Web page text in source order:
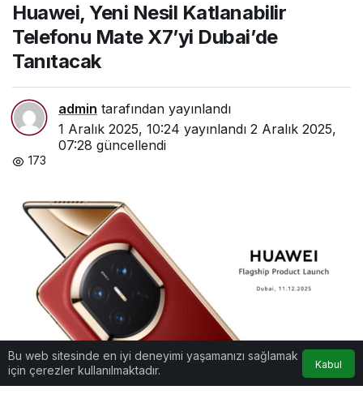
Mate X7’yi Dubai’de
Tanıtacak
Huawei, Yeni Nesil Katlanabilir
Telefonu Mate X7’yi Dubai’de
Tanıtacak
admin tarafından yayınlandı
1 Aralık 2025, 10:24 yayınlandı 2 Aralık 2025,
07:28 güncellendi
173
Google'da Abone Ol
Bu web sitesinde en iyi deneyimi yaşamanızı sağlamak
için çerezler kullanılmaktadır.
Kabul